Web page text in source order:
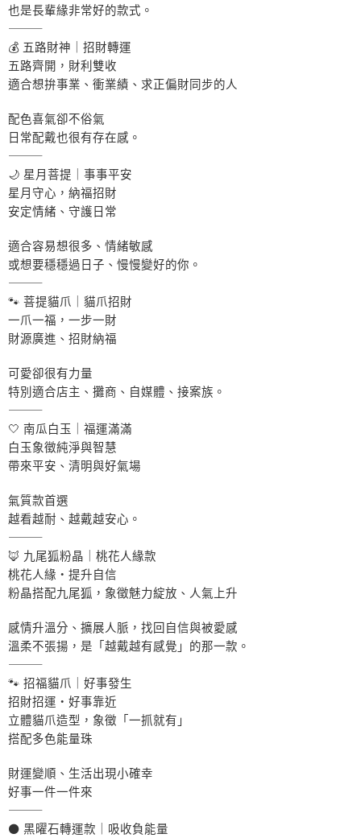
也是長輩緣非常好的款式。
⸻
💰 五路財神｜招財轉運
五路齊開，財利雙收
適合想拚事業、衝業績、求正偏財同步的人
配色喜氣卻不俗氣
日常配戴也很有存在感。
⸻
🌙 星月菩提｜事事平安
星月守心，納福招財
安定情緒、守護日常
適合容易想很多、情緒敏感
或想要穩穩過日子、慢慢變好的你。
⸻
🐾 菩提貓爪｜貓爪招財
一爪一福，一步一財
財源廣進、招財納福
可愛卻很有力量
特別適合店主、攤商、自媒體、接案族。
⸻
🤍 南瓜白玉｜福運滿滿
白玉象徵純淨與智慧
帶來平安、清明與好氣場
氣質款首選
越看越耐、越戴越安心。
⸻
🦊 九尾狐粉晶｜桃花人緣款
桃花人緣・提升自信
粉晶搭配九尾狐，象徵魅力綻放、人氣上升
感情升溫分、擴展人脈，找回自信與被愛感
溫柔不張揚，是「越戴越有感覺」的那一款。
⸻
🐾 招福貓爪｜好事發生
招財招運・好事靠近
立體貓爪造型，象徵「一抓就有」
搭配多色能量珠
財運變順、生活出現小確幸
好事一件一件來
⸻
⚫ 黑曜石轉運款｜吸收負能量